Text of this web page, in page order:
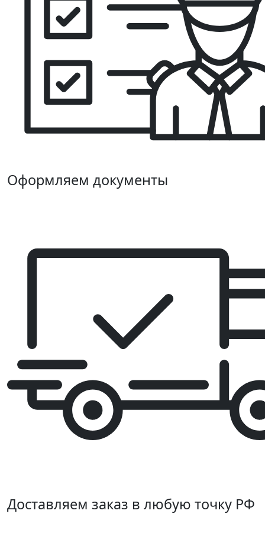
Оформляем документы
Доставляем заказ в любую точку РФ